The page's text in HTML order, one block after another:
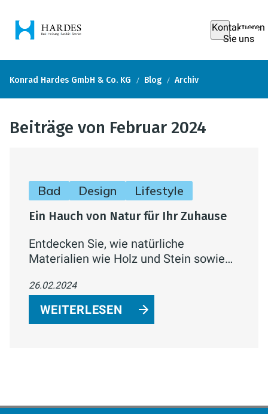
Kontaktieren
Sie uns
Konrad Hardes GmbH & Co. KG Blog Archiv
Beiträge von Februar 2024
Bad Design Lifestyle
Ein Hauch von Natur für Ihr Zuhause
Entdecken Sie, wie natürliche
Materialien wie Holz und Stein sowie
eine entspannende Oase verwandeln
können. Erfahren Sie mehr über den
Trend zu nachhaltiger Gestaltung und
26.02.2024
WEITERLESEN